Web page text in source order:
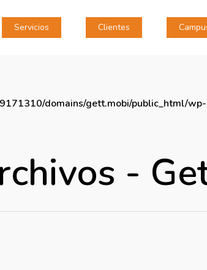
Servicios Clientes
domains/gett.mobi/public_html/
-